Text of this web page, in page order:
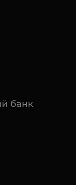
банк